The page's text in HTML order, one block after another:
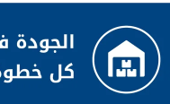
فيتامين
ب
فيتامين